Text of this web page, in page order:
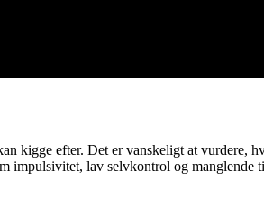
kigge efter. Det er vanskeligt at vurdere,
impulsivitet, lav selvkontrol og manglende